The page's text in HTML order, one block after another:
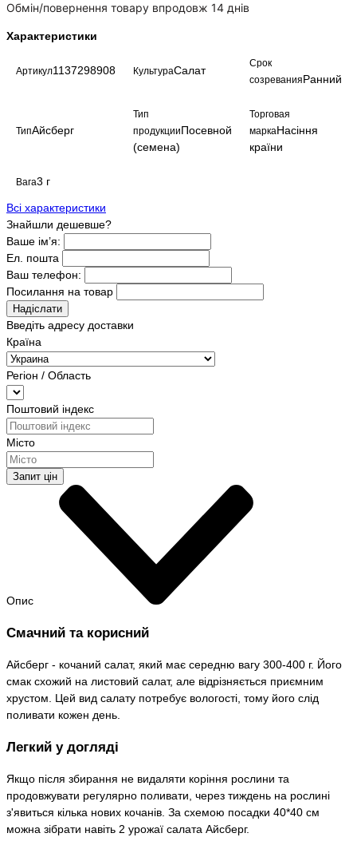
Обмін/повернення товару впродовж 14 днів
Характеристики
Артикул1137298908 КультураСалат
Срок
созреванияРанний
ТипАйсберг
Тип
продукцииПосевной
(семена)
Торговая
маркаНасіння
країни
Вага3 г
Всі характеристики
Знайшли дешевше?
Ваше ім’я:
Ел. пошта
Ваш телефон:
Посилання на товар
Надіслати
Введіть адресу доставки
Країна
Регіон / Область
Поштовий індекс
Місто
Запит цін
Опис
Смачний та корисний
Айсберг - кочаний салат, який має середню вагу 300-400 г. Його
смак схожий на листовий салат, але відрізняється приємним
хрустом. Цей вид салату потребує вологості, тому його слід
поливати кожен день.
Легкий у догляді
Якщо після збирання не видаляти коріння рослини та
продовжувати регулярно поливати, через тиждень на рослині
з'явиться кілька нових кочанів. За схемою посадки 40*40 см
можна зібрати навіть 2 урожаї салата Айсберг.